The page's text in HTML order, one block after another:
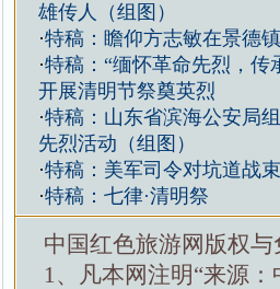
雄传人（组图）
·特稿：瞻仰方志敏在景德
·特稿：“缅怀革命先烈，
开展清明节祭奠英烈
·特稿：山东省滨海公安局
先烈活动（组图）
·特稿：美军司令对坑道战
·特稿：七律·清明祭
中国红色旅游网版权与
1、凡本网注明“来源